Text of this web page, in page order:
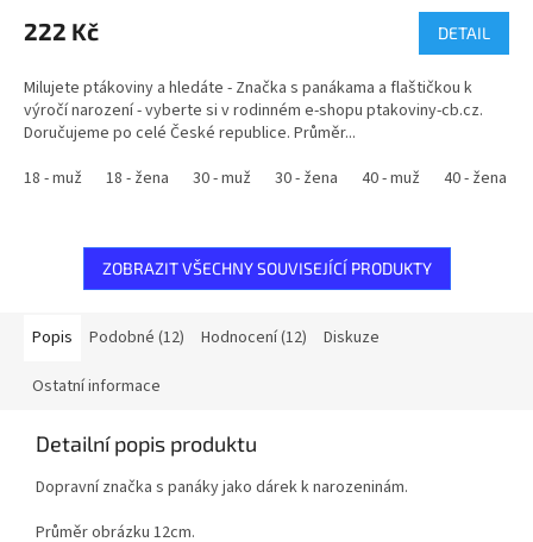
produktu
je
z
5
hvězdiček.
222 Kč DETAIL
Milujete ptákoviny a hledáte - Značka s panákama a flaštičkou k
výročí narození - vyberte si v rodinném e-shopu ptakoviny-cb.cz.
Doručujeme po celé České republice. Průměr...
18 - muž
18 - žena 30 - muž 30 - žena 40 - muž 40 - žena
ZOBRAZIT VŠECHNY SOUVISEJÍCÍ PRODUKTY
Popis Podobné (12) Hodnocení (12) Diskuze
Ostatní informace
Detailní popis produktu
Dopravní značka s panáky jako dárek k narozeninám.
Průměr obrázku 12cm.